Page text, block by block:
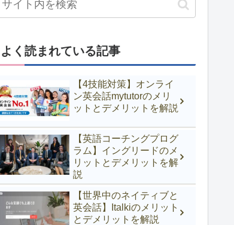
よく読まれている記事
【4技能対策】オンライ
ン英会話mytutorのメリ
ットとデメリットを解説
【英語コーチングプログ
ラム】イングリードのメ
リットとデメリットを解
説
【世界中のネイティブと
英会話】Italkiのメリット
とデメリットを解説